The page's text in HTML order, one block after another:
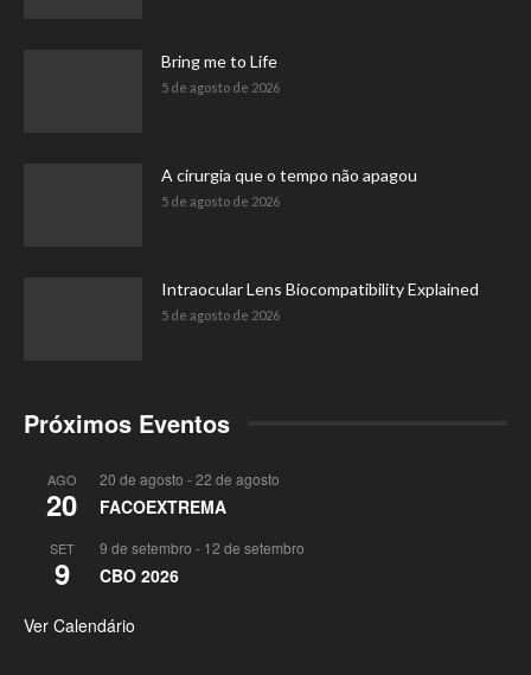
Bring me to Life
5 de agosto de 2026
A cirurgia que o tempo não apagou
5 de agosto de 2026
Intraocular Lens Biocompatibility Explained
5 de agosto de 2026
Próximos Eventos
AGO
20
20 de agosto -22 de agosto
FACOEXTREMA
SET
9
9 de setembro - 12 de setembro
CBO 2026
Ver Calendário